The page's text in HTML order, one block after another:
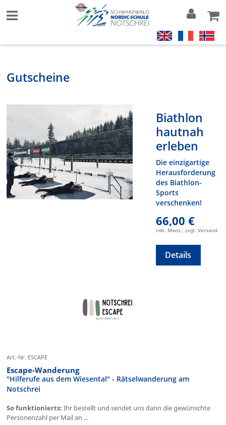
Gutscheine
Biathlon
hautnah
erleben
Die einzigartige
Herausforderung
des Biathlon-
Sports
verschenken!
66,00 €
inkl. Mwst., zzgl. Versand
Details
Art.-Nr. ESCAPE
Escape-Wanderung
"Hilferufe aus dem Wiesental" - Rätselwanderung am
Notschrei
So funktionierts: Ihr bestellt und sendet uns dann die gewünschte
Personenzahl per Mail an ...